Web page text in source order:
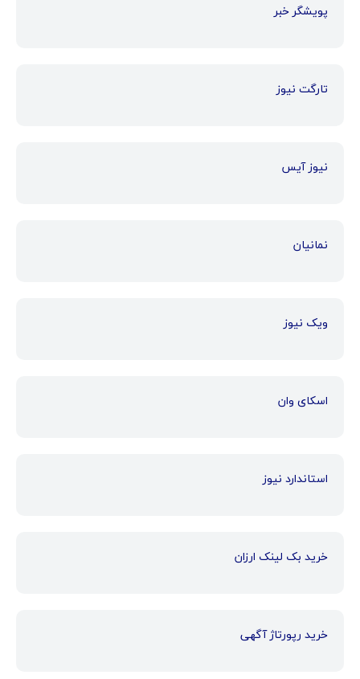
پویشگر خبر
تارگت نیوز
نیوز آیس
نمانیان
ویک نیوز
اسکای وان
استاندارد نیوز
خرید بک لینک ارزان
خرید رپورتاژ آگهی